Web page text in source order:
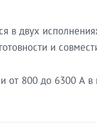
в двух
и
800 до 6300 А